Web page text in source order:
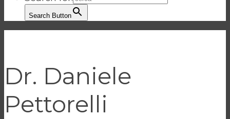
Search Button
Dr. Daniele
Pettorelli